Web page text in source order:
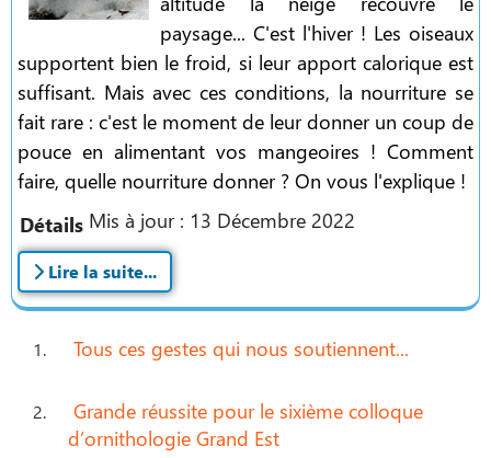
paysage... C'est l'hiver ! Les oiseaux
supportent bien le froid, si leur apport calorique est
suffisant. Mais avec ces conditions, la nourriture se
fait rare : c'est le moment de leur donner un coup de
pouce en alimentant vos mangeoires ! Comment
faire, quelle nourriture donner ? On vous l'explique !
Détails Mis à jour : 13 Décembre 2022
Lire la suite...
Tous ces gestes qui nous soutiennent...
Grande réussite pour le sixième colloque
d’ornithologie Grand Est